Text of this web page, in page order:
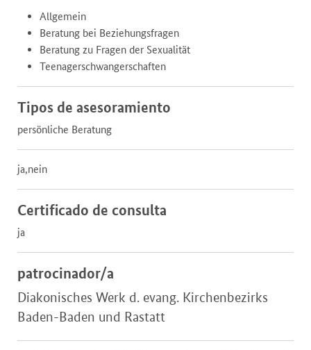
Allgemein
Beratung bei Beziehungsfragen
Beratung zu Fragen der Sexualität
Teenagerschwangerschaften
Tipos de asesoramiento
persönliche Beratung
ja,nein
Certificado de consulta
ja
patrocinador/a
Diakonisches Werk d. evang. Kirchenbezirks
Baden-Baden und Rastatt